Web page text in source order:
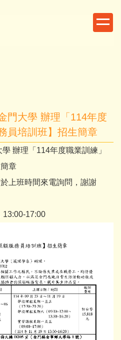
門大學 辦理「114年度
員培訓班】招生簡章
辦理「114年度職業訓練」
章
上班時間來電詢問，謝謝
13:00-17:00